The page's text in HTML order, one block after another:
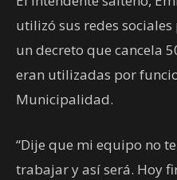
utilizó sus redes
un decreto que cancela
eran utilizadas por
Municipalidad.
“Dije que mi equipo no
trabajar y así será. Hoy